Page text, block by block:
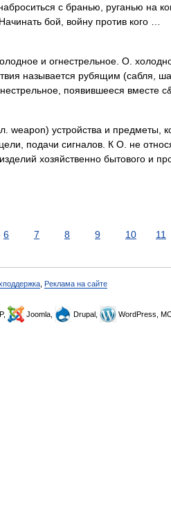
наброситься с бранью, руганью на
бой, войну против кого …
и огнестрельное. О.
называется рубящим (сабля,
появившееся вместе
weapon) устройства и предметы,
подачи сигналов. К О. не
хозяйственно бытового и
6 7 8 9 10 11
Реклама на сайте
Joomla, Drupal, WordPress,